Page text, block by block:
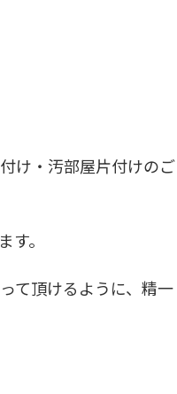
け・汚部屋片付けのご
。
て頂けるように、精一